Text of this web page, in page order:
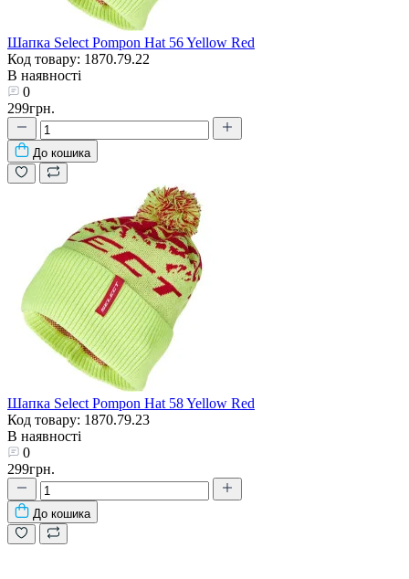
Шапка Select Pompon Hat 56 Yellow Red
Код товару: 1870.79.22
В наявності
0
299грн.
До кошика
Шапка Select Pompon Hat 58 Yellow Red
Код товару: 1870.79.23
В наявності
0
299грн.
До кошика